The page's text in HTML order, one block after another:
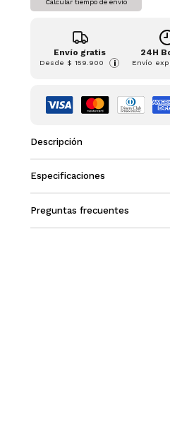
Calcular tiempo de envío
Envío gratis
Desde $ 159.900 i
24H
Envío
Descripción
Especificaciones
Preguntas frecuentes